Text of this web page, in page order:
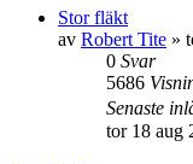
Stor fläkt
av Robert Tite »
0 Svar
5686
Senaste
tor 18 aug